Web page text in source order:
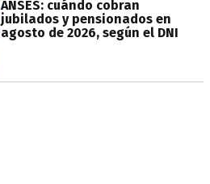
ANSES: cuándo cobran
jubilados y pensionados en
agosto de 2026, según el DNI